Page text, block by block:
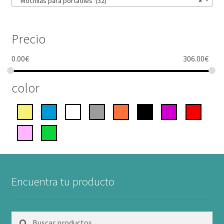
Precio
0.00€ 306.00€
color
Encuentra tu producto
Buscar
Buscar